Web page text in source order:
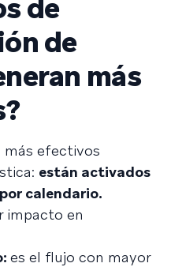
de
de
más
efectivos
están activados
calendario.
impacto en
es el flujo con mayor